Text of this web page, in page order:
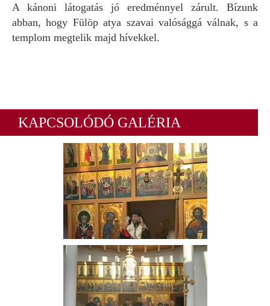
A kánoni látogatás jó eredménnyel zárult. Bízunk
abban, hogy Fülöp atya szavai valósággá válnak, s a
templom megtelik majd hívekkel.
KAPCSOLÓDÓ GALÉRIA